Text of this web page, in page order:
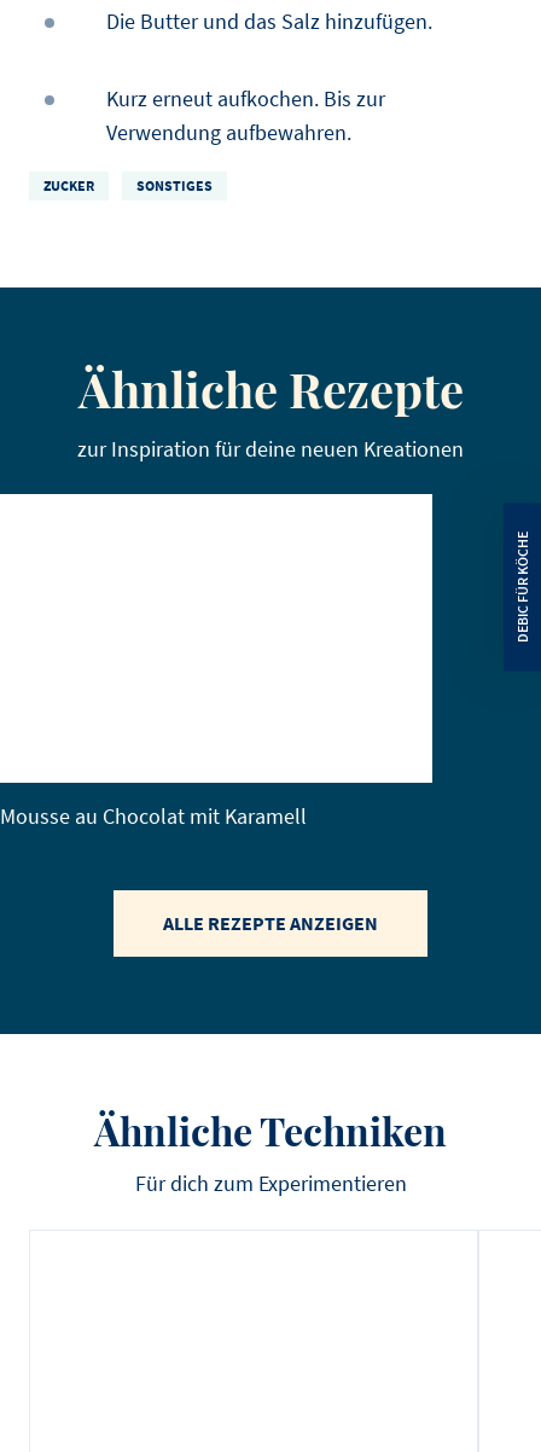
Die Butter und das Salz hinzufügen.
Kurz erneut aufkochen. Bis zur
Verwendung aufbewahren.
ZUCKER SONSTIGES
Ähnliche Rezepte
zur Inspiration für deine neuen Kreationen
Mousse au Chocolat mit Karamell
ALLE REZEPTE ANZEIGEN
Ähnliche Techniken
Für dich zum Experimentieren